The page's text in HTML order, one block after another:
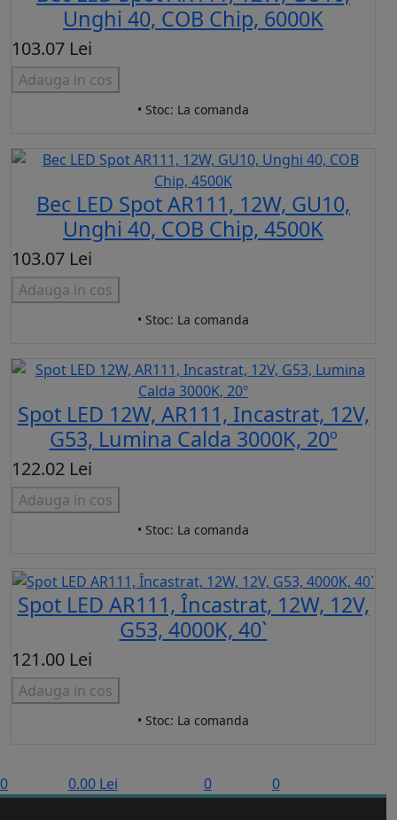
Unghi 40, COB Chip, 6000K
103.07 Lei
Adauga in cos
• Stoc: La comanda
Bec LED Spot AR111, 12W, GU10,
Unghi 40, COB Chip, 4500K
103.07 Lei
Adauga in cos
• Stoc: La comanda
Spot LED 12W, AR111, Incastrat, 12V,
G53, Lumina Calda 3000K, 20º
122.02 Lei
Adauga in cos
• Stoc: La comanda
Spot LED AR111, Încastrat, 12W, 12V,
G53, 4000K, 40`
121.00 Lei
Adauga in cos
• Stoc: La comanda
0 0.00 Lei 0 0